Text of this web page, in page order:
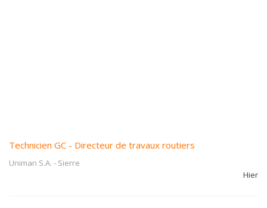
Technicien GC - Directeur de travaux routiers
Uniman S.A. - Sierre
Hier